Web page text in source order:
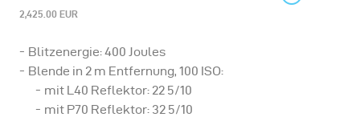
2,425.00 EUR
Blitzenergie: 400 Joules
Blende in 2 m Entfernung, 100 ISO:
mit L40 Reflektor: 22 5/10
mit P70 Reflektor: 32 5/10